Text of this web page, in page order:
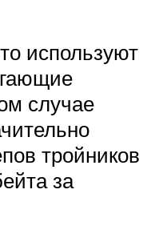
используют
случае
тройников
за